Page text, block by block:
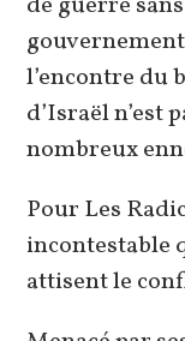
l’encontre du
d’Israël n’est
nombreux
Pour Les
incontestable
attisent le